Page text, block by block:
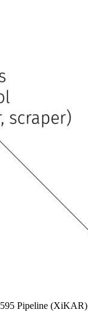
595 Pipeline (XiKAR)